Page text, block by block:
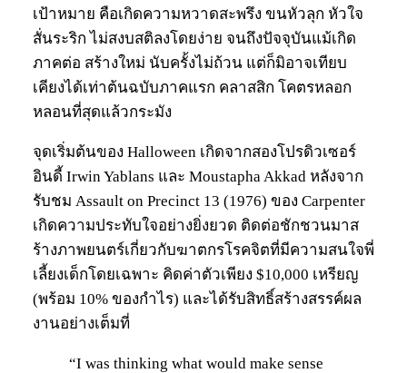
เป้าหมาย คือเกิดความหวาดสะพรึง ขนหัวลุก หัวใจ
สั่นระริก ไม่สงบสติลงโดยง่าย จนถึงปัจจุบันแม้เกิด
ภาคต่อ สร้างใหม่ นับครั้งไม่ถ้วน แต่ก็มิอาจเทียบ
เคียงได้เท่าต้นฉบับภาคแรก คลาสสิก โคตรหลอก
หลอนที่สุดแล้วกระมัง
จุดเริ่มต้นของ Halloween เกิดจากสองโปรดิวเซอร์
อินดี้ Irwin Yablans และ Moustapha Akkad หลังจาก
รับชม Assault on Precinct 13 (1976) ของ Carpenter
เกิดความประทับใจอย่างยิ่งยวด ติดต่อชักชวนมาส
ร้างภาพยนตร์เกี่ยวกับฆาตกรโรคจิตที่มีความสนใจพี่
เลี้ยงเด็กโดยเฉพาะ คิดค่าตัวเพียง $10,000 เหรียญ
(พร้อม 10% ของกำไร) และได้รับสิทธิ์สร้างสรรค์ผล
งานอย่างเต็มที่
“I was thinking what would make sense